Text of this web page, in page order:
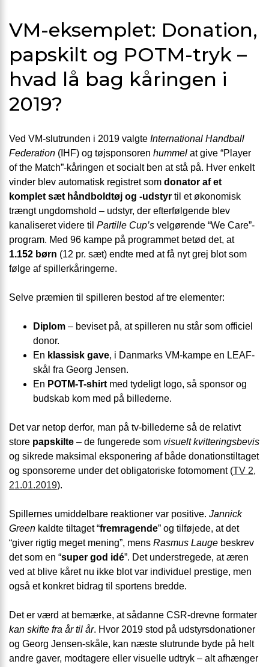
VM-eksemplet: Donation,
papskilt og POTM-tryk –
hvad lå bag kåringen i
2019?
Ved VM-slutrunden i 2019 valgte International Handball
Federation (IHF) og tøjsponsoren hummel at give “Player
of the Match”-kåringen et socialt ben at stå på. Hver enkelt
vinder blev automatisk registret som donator af et
komplet sæt håndboldtøj og -udstyr til et økonomisk
trængt ungdomshold – udstyr, der efterfølgende blev
kanaliseret videre til Partille Cup’s velgørende “We Care”-
program. Med 96 kampe på programmet betød det, at
1.152 børn (12 pr. sæt) endte med at få nyt grej blot som
følge af spillerkåringerne.
Selve præmien til spilleren bestod af tre elementer:
Diplom – beviset på, at spilleren nu står som officiel
donor.
En klassisk gave, i Danmarks VM-kampe en LEAF-
skål fra Georg Jensen.
En POTM-T-shirt med tydeligt logo, så sponsor og
budskab kom med på billederne.
Det var netop derfor, man på tv-billederne så de relativt
store papskilte – de fungerede som visuelt kvitteringsbevis
og sikrede maksimal eksponering af både donationstiltaget
og sponsorerne under det obligatoriske fotomoment (TV 2,
21.01.2019).
Spillernes umiddelbare reaktioner var positive. Jannick
Green kaldte tiltaget “fremragende” og tilføjede, at det
“giver rigtig meget mening”, mens Rasmus Lauge beskrev
det som en “super god idé”. Det understregede, at æren
ved at blive kåret nu ikke blot var individuel prestige, men
også et konkret bidrag til sportens bredde.
Det er værd at bemærke, at sådanne CSR-drevne formater
kan skifte fra år til år. Hvor 2019 stod på udstyrs­donationer
og Georg Jensen-skåle, kan næste slutrunde byde på helt
andre gaver, modtagere eller visuelle udtryk – alt afhænger